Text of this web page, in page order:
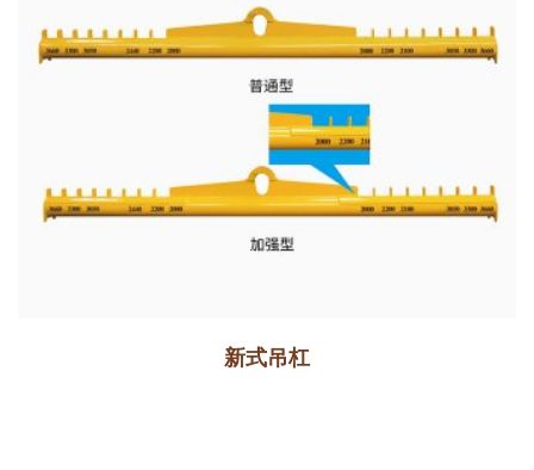
新式吊杠